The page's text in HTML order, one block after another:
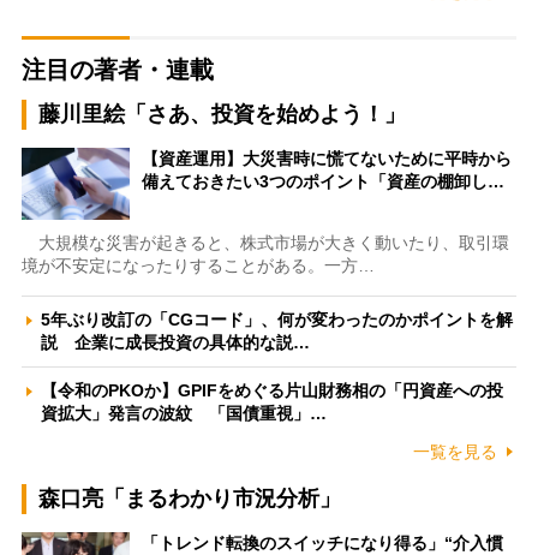
注目の著者・連載
藤川里絵「さあ、投資を始めよう！」
【資産運用】大災害時に慌てないために平時から
備えておきたい3つのポイント「資産の棚卸し…
大規模な災害が起きると、株式市場が大きく動いたり、取引環
境が不安定になったりすることがある。一方…
5年ぶり改訂の「CGコード」、何が変わったのかポイントを解
説 企業に成長投資の具体的な説…
【令和のPKOか】GPIFをめぐる片山財務相の「円資産への投
資拡大」発言の波紋 「国債重視」…
一覧を見る
森口亮「まるわかり市況分析」
「トレンド転換のスイッチになり得る」“介入慣